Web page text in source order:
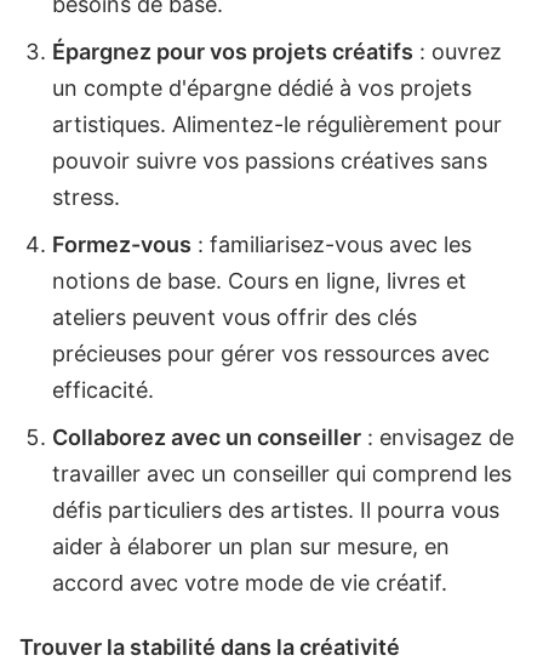
Épargnez pour vos projets créatifs : ouvrez
un compte d'épargne dédié à vos projets
artistiques. Alimentez-le régulièrement pour
pouvoir suivre vos passions créatives sans
stress.
Formez-vous : familiarisez-vous avec les
notions de base. Cours en ligne, livres et
ateliers peuvent vous offrir des clés
précieuses pour gérer vos ressources avec
efficacité.
Collaborez avec un conseiller : envisagez de
travailler avec un conseiller qui comprend les
défis particuliers des artistes. Il pourra vous
aider à élaborer un plan sur mesure, en
accord avec votre mode de vie créatif.
Trouver la stabilité dans la créativité